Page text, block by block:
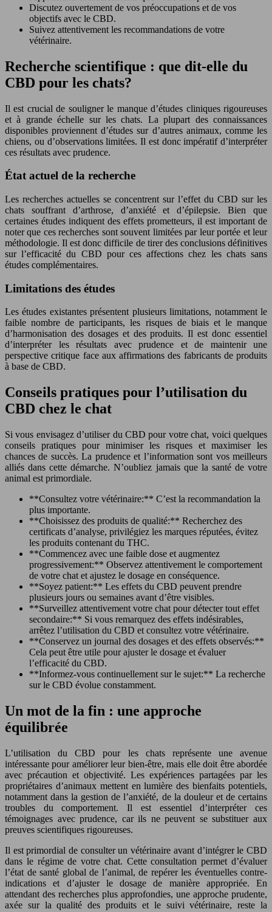
Discutez ouvertement de vos préoccupations et de vos
objectifs avec le CBD.
Suivez attentivement les recommandations de votre
vétérinaire.
Recherche scientifique : que dit-elle du
CBD pour les chats?
Il est crucial de souligner le manque d’études cliniques rigoureuses
et à grande échelle sur les chats. La plupart des connaissances
disponibles proviennent d’études sur d’autres animaux, comme les
chiens, ou d’observations limitées. Il est donc impératif d’interpréter
ces résultats avec prudence.
État actuel de la recherche
Les recherches actuelles se concentrent sur l’effet du CBD sur les
chats souffrant d’arthrose, d’anxiété et d’épilepsie. Bien que
certaines études indiquent des effets prometteurs, il est important de
noter que ces recherches sont souvent limitées par leur portée et leur
méthodologie. Il est donc difficile de tirer des conclusions définitives
sur l’efficacité du CBD pour ces affections chez les chats sans
études complémentaires.
Limitations des études
Les études existantes présentent plusieurs limitations, notamment le
faible nombre de participants, les risques de biais et le manque
d’harmonisation des dosages et des produits. Il est donc essentiel
d’interpréter les résultats avec prudence et de maintenir une
perspective critique face aux affirmations des fabricants de produits
à base de CBD.
Conseils pratiques pour l’utilisation du
CBD chez le chat
Si vous envisagez d’utiliser du CBD pour votre chat, voici quelques
conseils pratiques pour minimiser les risques et maximiser les
chances de succès. La prudence et l’information sont vos meilleurs
alliés dans cette démarche. N’oubliez jamais que la santé de votre
animal est primordiale.
**Consultez votre vétérinaire:** C’est la recommandation la
plus importante.
**Choisissez des produits de qualité:** Recherchez des
certificats d’analyse, privilégiez les marques réputées, évitez
les produits contenant du THC.
**Commencez avec une faible dose et augmentez
progressivement:** Observez attentivement le comportement
de votre chat et ajustez le dosage en conséquence.
**Soyez patient:** Les effets du CBD peuvent prendre
plusieurs jours ou semaines avant d’être visibles.
**Surveillez attentivement votre chat pour détecter tout effet
secondaire:** Si vous remarquez des effets indésirables,
arrêtez l’utilisation du CBD et consultez votre vétérinaire.
**Conservez un journal des dosages et des effets observés:**
Cela peut être utile pour ajuster le dosage et évaluer
l’efficacité du CBD.
**Informez-vous continuellement sur le sujet:** La recherche
sur le CBD évolue constamment.
Un mot de la fin : une approche
équilibrée
L’utilisation du CBD pour les chats représente une avenue
intéressante pour améliorer leur bien-être, mais elle doit être abordée
avec précaution et objectivité. Les expériences partagées par les
propriétaires d’animaux mettent en lumière des bienfaits potentiels,
notamment dans la gestion de l’anxiété, de la douleur et de certains
troubles du comportement. Il est essentiel d’interpréter ces
témoignages avec prudence, car ils ne peuvent se substituer aux
preuves scientifiques rigoureuses.
Il est primordial de consulter un vétérinaire avant d’intégrer le CBD
dans le régime de votre chat. Cette consultation permet d’évaluer
l’état de santé global de l’animal, de repérer les éventuelles contre-
indications et d’ajuster le dosage de manière appropriée. En
attendant des recherches plus approfondies, une approche prudente,
axée sur la qualité des produits et le suivi vétérinaire, reste la